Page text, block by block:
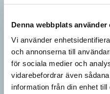
Denna webbplats använder
Vi använder
och annonserna till
för sociala medier och
vidarebefordrar även
information från din enhet
Fråga: Jag har hört om
dogfishing användas om folks
Vad betyder det? Jona Svar: